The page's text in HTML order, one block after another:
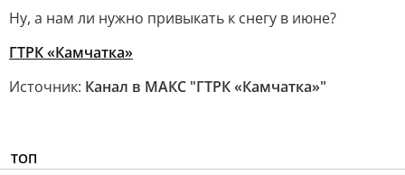
Ну, а нам ли нужно привыкать к снегу в июне?
ГТРК «Камчатка»
Источник: Канал в МАКС "ГТРК «Камчатка»"
ТОП